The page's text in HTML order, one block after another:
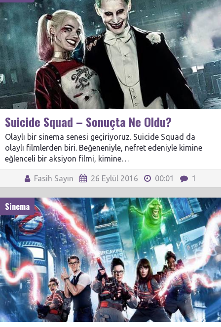
Suicide Squad – Sonuçta Ne Oldu?
Olaylı bir sinema senesi geçiriyoruz. Suicide Squad da
olaylı filmlerden biri. Beğeneniyle, nefret edeniyle kimine
eğlenceli bir aksiyon filmi, kimine…
Fasih Sayın 26 Eylül 2016 00:01 1
Sinema